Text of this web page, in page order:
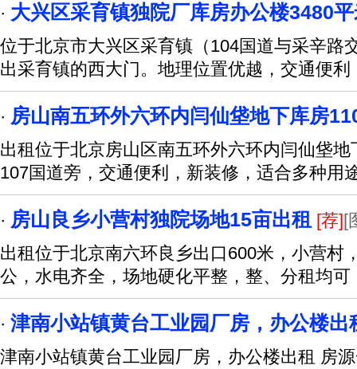
· 大兴区采育镇独院厂库房办公楼3480
位于北京市大兴区采育镇（104国道与采辛路
出采育镇的西大门。地理位置优越，交通便利
· 房山南五环外六环内闫仙垡地下库房
出租位于北京房山区南五环外六环内闫仙垡
107国道旁，交通便利，新装修，适合多种用
· 房山良乡小营村独院场地15亩出租 [荐][
出租位于北京南六环良乡出口600米，小营村
公，水电齐全，场地硬化平整，整、分租均可
· 津南小站镇黄台工业园厂房，办公楼出
津南小站镇黄台工业园厂房，办公楼出租 房